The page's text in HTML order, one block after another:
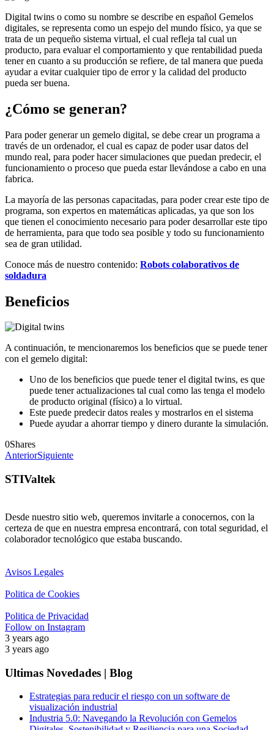
Digital twins o como su nombre se describe en español Gemelos
digitales, se representa como un espejo del mundo físico, ya que se
trata de un pequeño sistema virtual, el cual refleja tal cual un
producto, para evaluar el comportamiento y que rentabilidad pueda
tener en cuanto a su producción se refiere, de tal manera que pueda
ayudar a evitar cualquier tipo de error y la calidad del producto
pueda ser buena.
¿Cómo se generan?
Para poder generar un gemelo digital, se debe crear un programa a
través de un ordenador, el cual es capaz de poder usar datos del
mundo real, para poder hacer simulaciones que puedan predecir, el
funcionamiento o proceso que pueda estar llevándose a cabo en una
fabrica.
La mayoría de las personas capacitadas, para poder crear este tipo de
programa, son expertos en matemáticas aplicadas, ya que son los
que tienen el conocimiento necesario para poder desarrollar este tipo
de herramienta, para que todo sea posible y todo su funcionamiento
sea de gran utilidad.
Conoce más de nuestro contenido: Robots colaborativos de
soldadura
Beneficios
A continuación, te mencionaremos los beneficios que se puede tener
con el gemelo digital:
Uno de los beneficios que puede tener el digital twins, es que
puede tener actualizaciones tal cual como las tenga el modelo
de producto original (físico) a lo virtual.
Este puede predecir datos reales y mostrarlos en el sistema
Puede ayudar a ahorrar tiempo y dinero durante la simulación.
0Shares
AnteriorSiguiente
STIValtek
Desde nuestro sitio web, queremos invitarle a conocernos, con la
certeza de que en nuestra empresa encontrará, con total seguridad, el
colaborador tecnológico que estaba buscando.
Avisos Legales
Politica de Cookies
Politica de Privacidad
Follow on Instagram
3 years ago
3 years ago
Ultimas Novedades | Blog
Estrategias para reducir el riesgo con un software de
visualización industrial
Industria 5.0: Navegando la Revolución con Gemelos